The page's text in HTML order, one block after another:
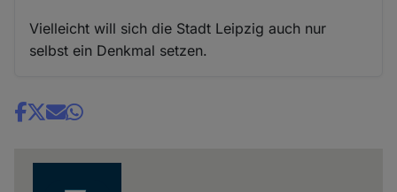
Vielleicht will sich die Stadt Leipzig auch nur
selbst ein Denkmal setzen.
Share